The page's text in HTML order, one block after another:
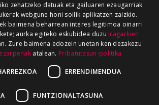
zehatzeko datuak eta gailuaren ezaugarriak
webgune honi soilik aplikatzen zaizkio.
baimena beharrean interes legitimoa oinarri
aurka egiteko eskubidea duzu Iragarkien
Zure baimena edozein unetan ken dezakezu
atalean. Pribatutasun-politika
ERRENDIMENDUA
FUNTZIONALTASUNA